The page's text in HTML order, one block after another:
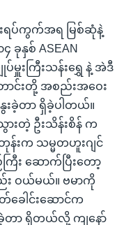
ရပ်ကွက်အရ မြစ်ဆုံနဲ့
ခုနှစ် ASEAN
ပ်မှူးကြီးသန်းရွှေ နဲ့ အဲဒီ
ာင်းတို့ အစည်းအဝေး
ခဲ့တာ ရှိခဲ့ပါတယ်။
းတဲ့ ဦးသိန်းစိန် က
န်းက သမ္မတဟူးဂျင်
ြီး ဆောက်ပြီးတော့
ဝယ်မယ်။ ဗမာကို
ခေါင်းဆောင်က
တာ ရှိတယ်လို့ ကျနော်